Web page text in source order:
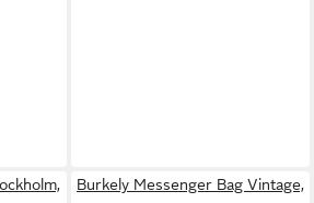
Burkely Messenger Bag Vintage,